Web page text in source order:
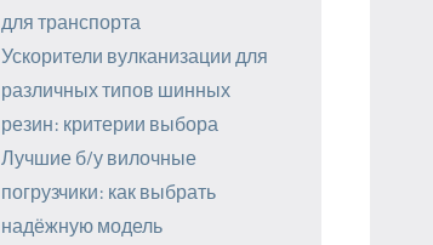
для транспорта
Ускорители вулканизации для
различных типов шинных
резин: критерии выбора
Лучшие б/у вилочные
погрузчики: как выбрать
надёжную модель